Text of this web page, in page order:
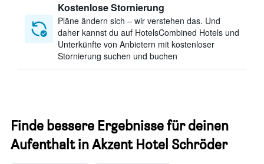
Kostenlose Stornierung
Pläne ändern sich – wir verstehen das. Und
daher kannst du auf HotelsCombined Hotels und
Unterkünfte von Anbietern mit kostenloser
Stornierung suchen und buchen
Finde bessere Ergebnisse für deinen
Aufenthalt in Akzent Hotel Schröder